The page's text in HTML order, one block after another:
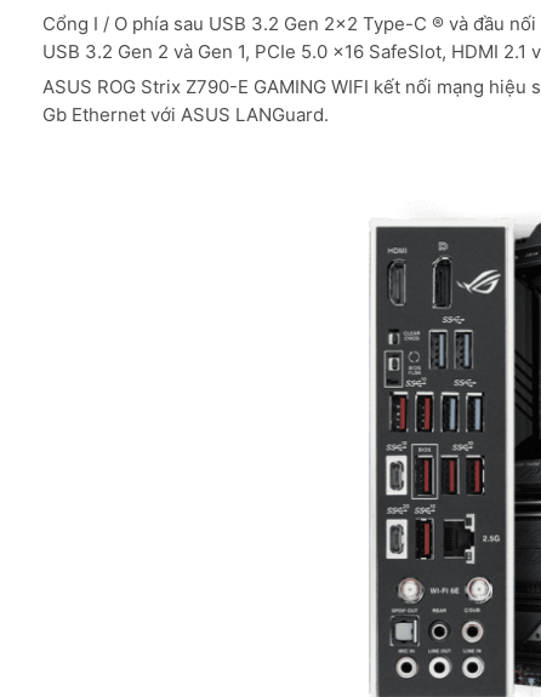
Cổng I / O phía sau USB 3.2 Gen 2×2 Type-C ® và đầu
USB 3.2 Gen 2 và Gen 1, PCIe 5.0 x16 SafeSlot, HDMI 2.1
ASUS ROG Strix Z790-E GAMING WIFI kết nối mạng
Gb Ethernet với ASUS LANGuard.